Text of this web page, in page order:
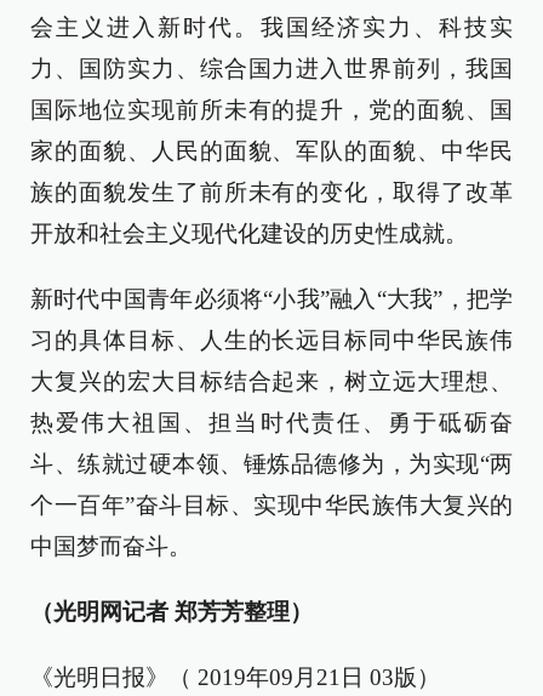
会主义进入新时代。我国经济实力、科技实
力、国防实力、综合国力进入世界前列，我国
国际地位实现前所未有的提升，党的面貌、国
家的面貌、人民的面貌、军队的面貌、中华民
族的面貌发生了前所未有的变化，取得了改革
开放和社会主义现代化建设的历史性成就。
新时代中国青年必须将“小我”融入“大我”，把学
习的具体目标、人生的长远目标同中华民族伟
大复兴的宏大目标结合起来，树立远大理想、
热爱伟大祖国、担当时代责任、勇于砥砺奋
斗、练就过硬本领、锤炼品德修为，为实现“两
个一百年”奋斗目标、实现中华民族伟大复兴的
中国梦而奋斗。
（光明网记者 郑芳芳整理）
《光明日报》（ 2019年09月21日 03版）